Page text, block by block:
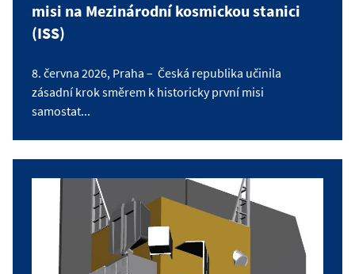
misi na Mezinárodní kosmickou stanici
(ISS)
8. června 2026, Praha – Česká republika učinila
zásadní krok směrem k historicky první misi
samostat...